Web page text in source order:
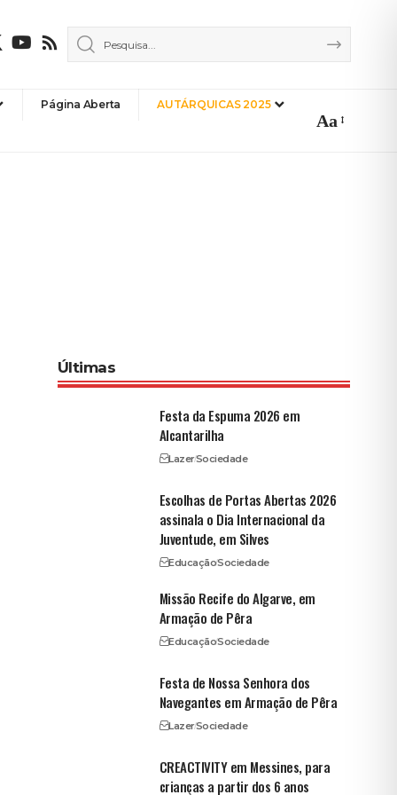
Página Aberta AUTÁRQUICAS 2025
Aa
Últimas
Festa da Espuma 2026 em
Alcantarilha
LazerSociedade
Escolhas de Portas Abertas 2026
assinala o Dia Internacional da
Juventude, em Silves
EducaçãoSociedade
Missão Recife do Algarve, em
Armação de Pêra
EducaçãoSociedade
Festa de Nossa Senhora dos
Navegantes em Armação de Pêra
LazerSociedade
CREACTIVITY em Messines, para
crianças a partir dos 6 anos